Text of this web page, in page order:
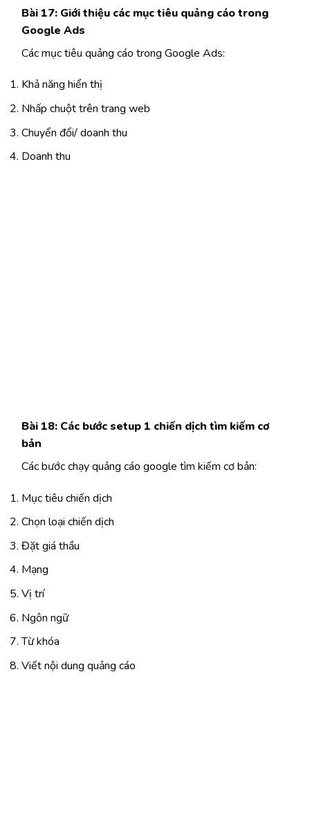
Bài 17: Giới thiệu các mục tiêu quảng cáo trong
Google Ads
Các mục tiêu quảng cáo trong Google Ads:
Khả năng hiển thị
Nhấp chuột trên trang web
Chuyển đổi/ doanh thu
Doanh thu
Bài 18: Các bước setup 1 chiến dịch tìm kiếm cơ
bản
Các bước chạy quảng cáo google tìm kiếm cơ bản:
Mục tiêu chiến dịch
Chọn loại chiến dịch
Đặt giá thầu
Mạng
Vị trí
Ngôn ngữ
Từ khóa
Viết nội dung quảng cáo